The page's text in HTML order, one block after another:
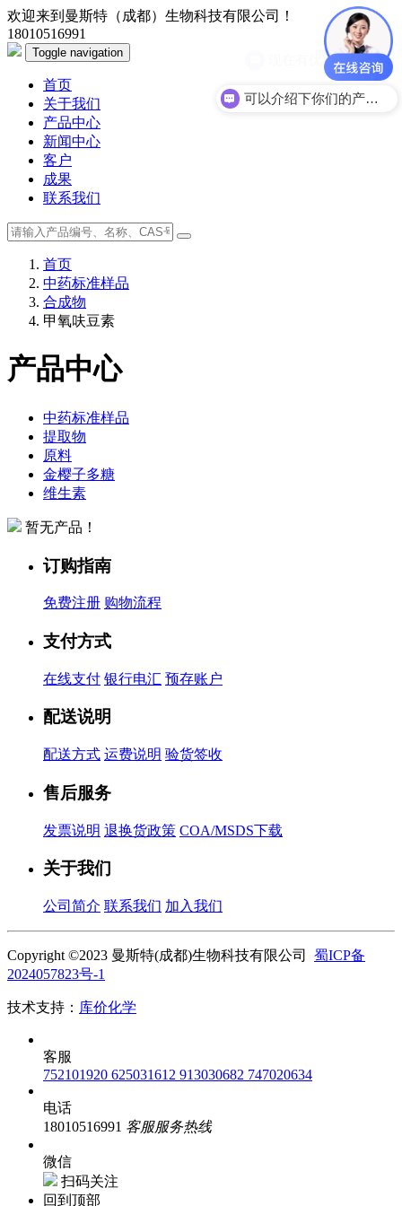
欢迎来到曼斯特（成都）生物科技有限公司！
18010516991
Toggle navigation
首页
关于我们
产品中心
新闻中心
客户
成果
联系我们
首页
中药标准样品
合成物
甲氧呋豆素
产品中心
中药标准样品
提取物
原料
金樱子多糖
维生素
暂无产品！
订购指南
免费注册 购物流程
支付方式
在线支付 银行电汇 预存账户
配送说明
配送方式 运费说明 验货签收
售后服务
发票说明 退换货政策 COA/MSDS下载
关于我们
公司简介 联系我们 加入我们
Copyright ©2023 曼斯特(成都)生物科技有限公司 蜀ICP备
2024057823号-1
技术支持： 库价化学
客服
752101920 625031612 913030682 747020634
电话
18010516991 客服服务热线
微信
扫码关注
回到顶部
可以介绍下你们的产品么？
现在有优惠活动么？